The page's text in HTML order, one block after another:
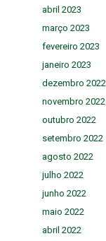
abril 2023
março 2023
fevereiro 2023
janeiro 2023
dezembro 2022
novembro 2022
outubro 2022
setembro 2022
agosto 2022
julho 2022
junho 2022
maio 2022
abril 2022